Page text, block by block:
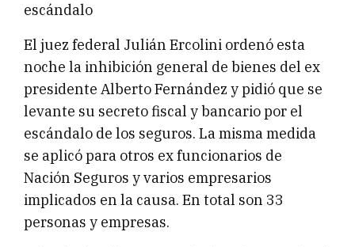
escándalo
El juez federal Julián Ercolini ordenó esta
noche la inhibición general de bienes del ex
presidente Alberto Fernández y pidió que se
levante su secreto fiscal y bancario por el
escándalo de los seguros. La misma medida
se aplicó para otros ex funcionarios de
Nación Seguros y varios empresarios
implicados en la causa. En total son 33
personas y empresas.